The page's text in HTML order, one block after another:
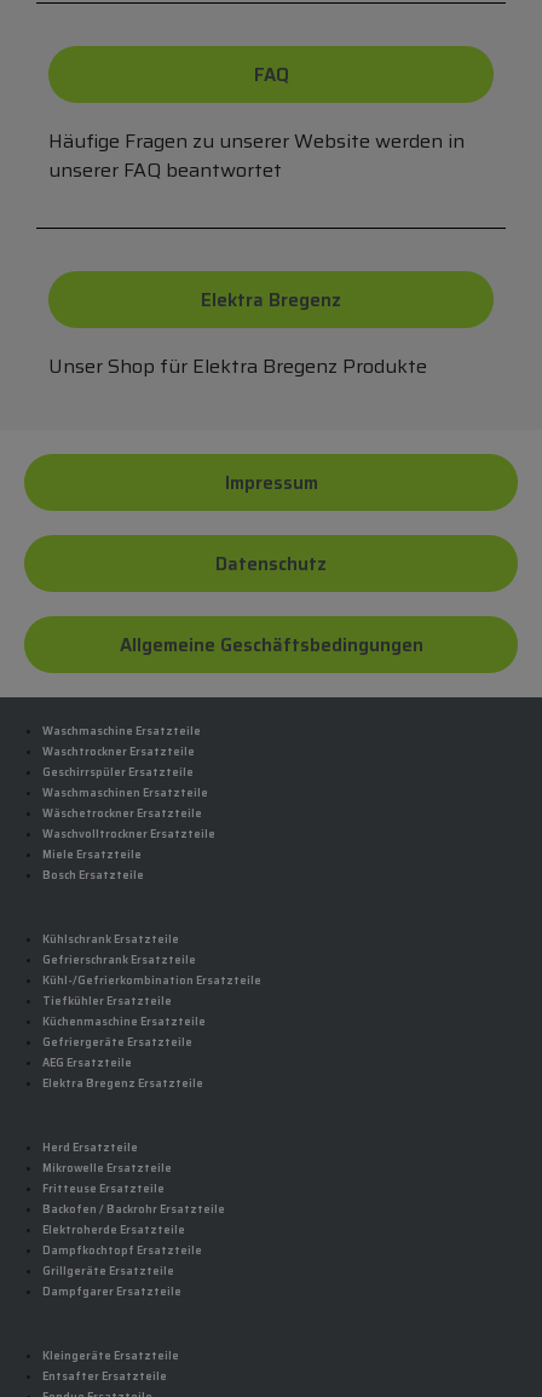
FAQ
Häufige Fragen zu unserer Website werden in
unserer FAQ beantwortet
Elektra Bregenz
Unser Shop für Elektra Bregenz Produkte
Impressum
Datenschutz
Allgemeine Geschäftsbedingungen
Waschmaschine Ersatzteile
Waschtrockner Ersatzteile
Geschirrspüler Ersatzteile
Waschmaschinen Ersatzteile
Wäschetrockner Ersatzteile
Waschvolltrockner Ersatzteile
Miele Ersatzteile
Bosch Ersatzteile
Kühlschrank Ersatzteile
Gefrierschrank Ersatzteile
Kühl-/Gefrierkombination Ersatzteile
Tiefkühler Ersatzteile
Küchenmaschine Ersatzteile
Gefriergeräte Ersatzteile
AEG Ersatzteile
Elektra Bregenz Ersatzteile
Herd Ersatzteile
Mikrowelle Ersatzteile
Fritteuse Ersatzteile
Backofen / Backrohr Ersatzteile
Elektroherde Ersatzteile
Dampfkochtopf Ersatzteile
Grillgeräte Ersatzteile
Dampfgarer Ersatzteile
Kleingeräte Ersatzteile
Entsafter Ersatzteile